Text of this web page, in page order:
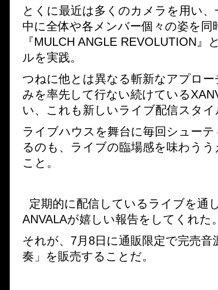
とくに最近は多くのカメラを用い
中に全体や各メンバー個々の姿を同
『MULCH ANGLE REVOLUTION 』
ルを実践。
つねに他とは異なる斬新なアプロ
みを率先して行ない続けている
い、これも新しいライブ配信スタ
ライブハウスを舞台に毎回シュー
るのも、ライブの臨場感を味わう
こと。
定期的に配信しているライブを通
ANVALAが嬉しい報告をしてくれた
それが、 7月 8日に通販限定で完売音
奏」を販売することだ。